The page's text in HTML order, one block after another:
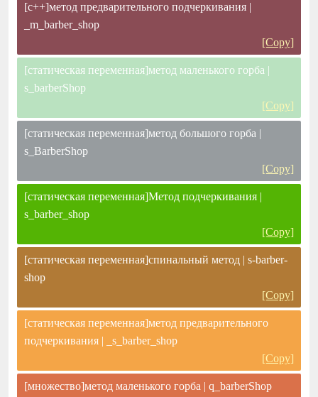
[c++]метод предварительного подчеркивания |
_m_barber_shop
[Copy]
[статическая переменная]метод маленького горба |
s_barberShop
[Copy]
[статическая переменная]метод большого горба |
s_BarberShop
[Copy]
[статическая переменная]Метод подчеркивания |
s_barber_shop
[Copy]
[статическая переменная]спинальный метод | s-barber-
shop
[Copy]
[статическая переменная]метод предварительного
подчеркивания | _s_barber_shop
[Copy]
[множество]метод маленького горба | q_barberShop